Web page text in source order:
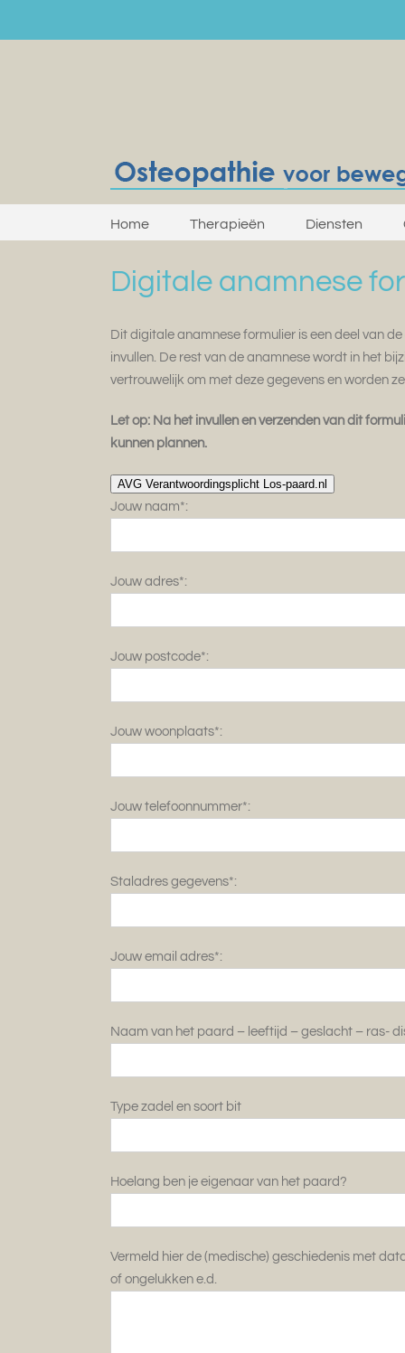
Home Therapieën Diensten
Digitale anamnese
Dit digitale anamnese formulier is een deel van
invullen. De rest van de anamnese wordt in het
vertrouwelijk om met deze gegevens en worden
Let op: Na het invullen en verzenden van dit
kunnen plannen.
AVG Verantwoordingsplicht Los-paard.nl
Jouw naam*:
Jouw adres*:
Jouw postcode*:
Jouw woonplaats*:
Jouw telefoonnummer*:
Staladres gegevens*:
Jouw email adres*:
Naam van het paard – leeftijd – geslacht – ras-
Type zadel en soort bit
Hoelang ben je eigenaar van het paard?
Vermeld hier de (medische) geschiedenis met
of ongelukken e.d.